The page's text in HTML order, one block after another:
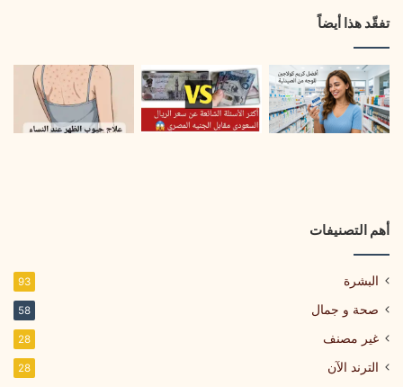
تفقّد هذا أيضاً
أهم التصنيفات
البشرة 93
صحة و جمال 58
غير مصنف 28
الترند الآن 28